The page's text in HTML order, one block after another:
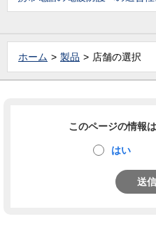
ホーム 製品 店舗の選択
このページの情報
はい
送